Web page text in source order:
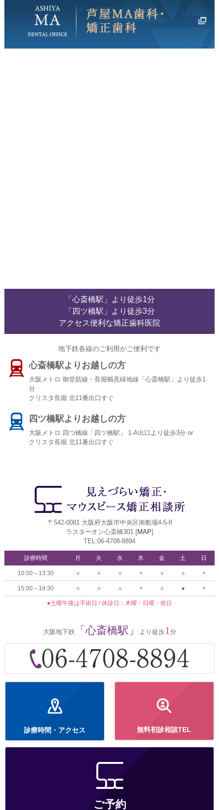
「心斎橋駅」より徒歩1分
「四ツ橋駅」より徒歩3分
アクセス便利な矯正歯科医院
地下鉄各線のご利用がご便利です
心斎橋駅よりお越しの方
大阪メトロ 御堂筋線・長堀鶴見緑地線「心斎橋駅」より徒歩1
分
クリスタ長堀 北11番出口すぐ
四ツ橋駅よりお越しの方
大阪メトロ 四つ橋線「四ツ橋駅」 1-A出口より徒歩3分 or
クリスタ長堀 北11番出口すぐ
〒542-0081 大阪府大阪市中央区南船場4-5-8
ラスターオン心斎橋301 [MAP]
TEL:06-4708-8894
診療時間 月 火 水 木 金 土 日
10:00～13:30 ○ ○ ○ × ○ ○ ×
15:00～19:30 ○ ○ ○ × ○ ● ×
●土曜午後は手術日 / 休診日：木曜・日曜・祝日
大阪地下鉄 「心斎橋駅」 より徒歩1 分
診療時間・アクセス 無料初診相談TEL
ご予約